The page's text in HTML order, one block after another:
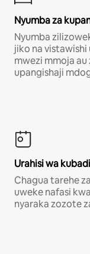
Nyumba za
Nyumba
jiko na
mwezi mmoja
upangishaji
Urahisi wa
Chagua tarehe
uweke nafasi
nyaraka zozote